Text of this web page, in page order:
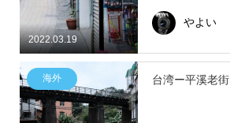
2022.03.19
やよい
海外 台湾ー平溪老街